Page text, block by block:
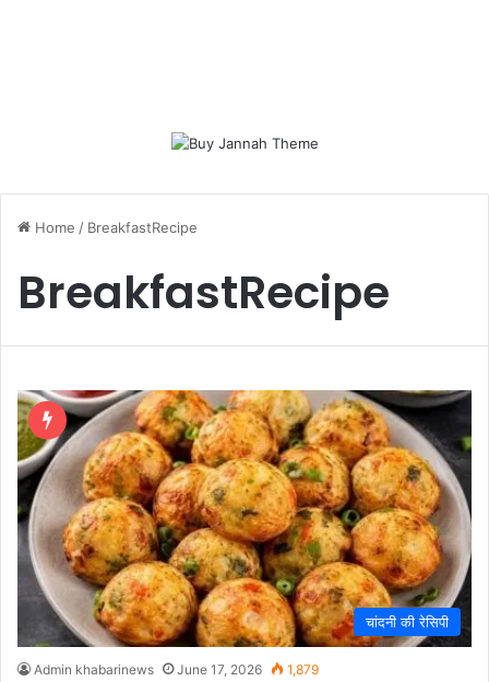
Home / BreakfastRecipe
BreakfastRecipe
चांदनी की रेसिपी
Admin khabarinews June 17, 2026 1,879